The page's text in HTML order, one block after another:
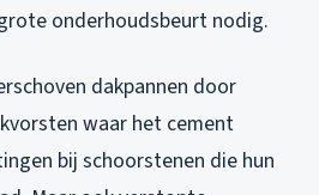
onderhoudsbeurt nodig.
dakpannen door
waar het cement
bij schoorstenen die hun